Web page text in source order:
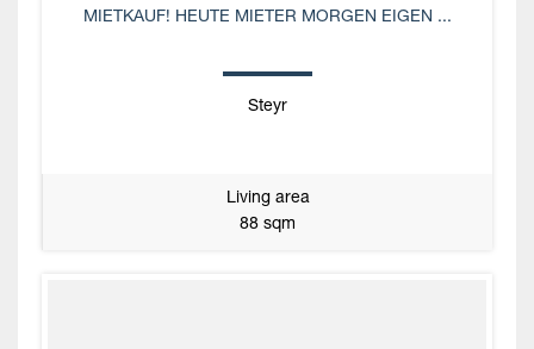
MIETKAUF! HEUTE MIETER MORGEN EIGEN ...
Steyr
Living area
88 sqm